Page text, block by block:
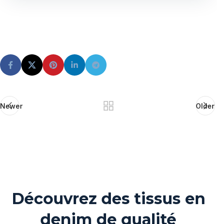
Newer Older
Découvrez des tissus en
denim de qualité